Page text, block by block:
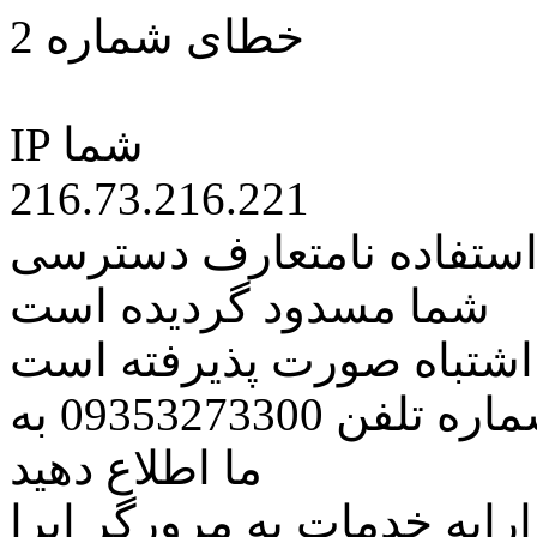
خطای شماره 2
IP شما
216.73.216.221
نامتعارف دسترسی
شما مسدود گردیده است
اشتباه صورت پذیرفته است
مراتب این مسئله را از طریق شماره تلفن 09353273300 به
ما اطلاع دهید
خدمات به مرورگر اپرا